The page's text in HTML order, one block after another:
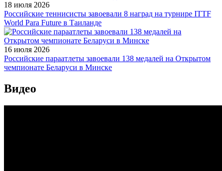
18 июля 2026
Российские теннисисты завоевали 8 наград на турнире ITTF
World Para Future в Таиланде
16 июля 2026
Российские параатлеты завоевали 138 медалей на Открытом
чемпионате Беларуси в Минске
Видео